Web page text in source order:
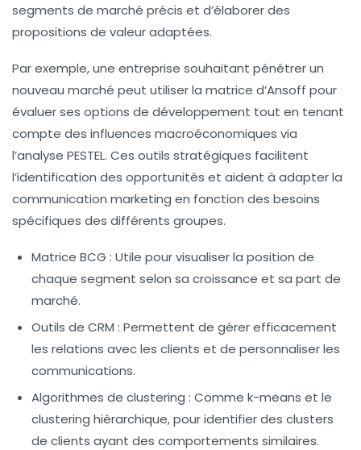
segments de marché précis et d’élaborer des
propositions de valeuradaptées.
Par exemple, une entreprise souhaitant pénétrer un
nouveau marché peut utiliser la matrice d’Ansoff pour
évaluer ses options de développement tout en tenant
compte des influences macroéconomiques via
l’analyse PESTEL. Ces outils stratégiques facilitent
l’identification des opportunités et aident à adapter la
communication marketing en fonction des besoins
spécifiques des différents groupes.
Matrice BCG : Utile pour visualiser la position de
chaque segment selon sa croissance et sa part de
marché.
Outils de CRM : Permettent de gérer efficacement
les relations avec les clients et de personnaliser les
communications.
Algorithmes de clustering : Comme k-means et le
clustering hiérarchique, pour identifier des clusters
de clients ayant des comportements similaires.